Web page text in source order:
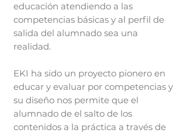
educación atendiendo a las
competencias básicas y al perfil de
salida del alumnado sea una
realidad.
EKI ha sido un proyecto pionero en
educar y evaluar por competencias y
su diseño nos permite que el
alumnado de el salto de los
contenidos a la práctica a través de